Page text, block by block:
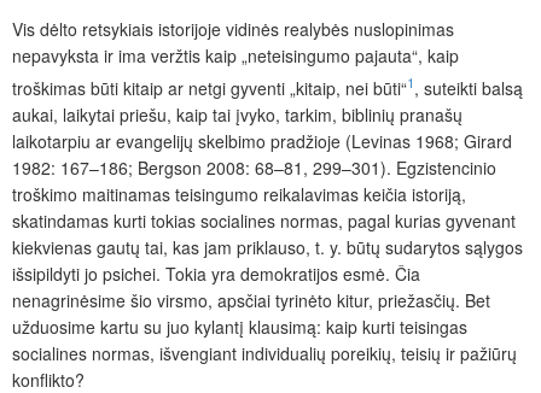
Vis dėlto retsykiais istorijoje vidinės realybės nuslopinimas
nepavyksta ir ima veržtis kaip „neteisingumo pajauta“, kaip
troškimas būti kitaip ar netgi gyventi „kitaip, nei būti“1, suteikti balsą
aukai, laikytai priešu, kaip tai įvyko, tarkim, biblinių pranašų
laikotarpiu ar evangelijų skelbimo pradžioje (Levinas 1968; Girard
1982: 167–186; Bergson 2008: 68–81, 299–301). Egzistencinio
troškimo maitinamas teisingumo reikalavimas keičia istoriją,
skatindamas kurti tokias socialines normas, pagal kurias gyvenant
kiekvienas gautų tai, kas jam priklauso, t. y. būtų sudarytos sąlygos
išsipildyti jo psichei. Tokia yra demokratijos esmė. Čia
nenagrinėsime šio virsmo, apsčiai tyrinėto kitur, priežasčių. Bet
užduosime kartu su juo kylantį klausimą: kaip kurti teisingas
socialines normas, išvengiant individualių poreikių, teisių ir pažiūrų
konflikto?